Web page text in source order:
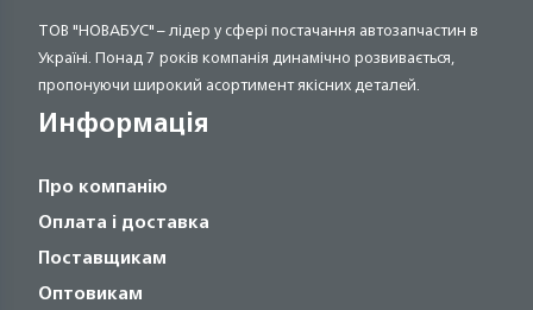
ТОВ "НОВАБУС" – лідер у сфері постачання автозапчастин в
Україні. Понад 7 років компанія динамічно розвивається,
пропонуючи широкий асортимент якісних деталей.
Информація
Про компанію
Оплата і доставка
Поставщикам
Оптовикам